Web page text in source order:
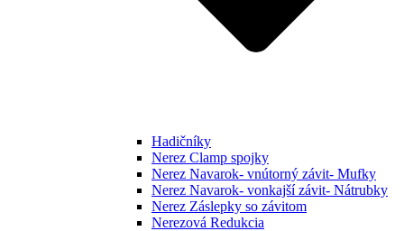
Hadičníky
Nerez Clamp spojky
Nerez Navarok- vnútorný závit- Mufky
Nerez Navarok- vonkajší závit- Nátrubky
Nerez Záslepky so závitom
Nerezová Redukcia